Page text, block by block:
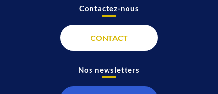
Contactez-nous
CONTACT
Nos newsletters